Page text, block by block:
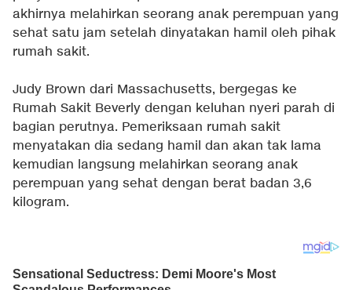
akhirnya melahirkan seorang anak perempuan yang
sehat satu jam setelah dinyatakan hamil oleh pihak
rumah sakit.
Judy Brown dari Massachusetts, bergegas ke
Rumah Sakit Beverly dengan keluhan nyeri parah di
bagian perutnya. Pemeriksaan rumah sakit
menyatakan dia sedang hamil dan akan tak lama
kemudian langsung melahirkan seorang anak
perempuan yang sehat dengan berat badan 3,6
kilogram.